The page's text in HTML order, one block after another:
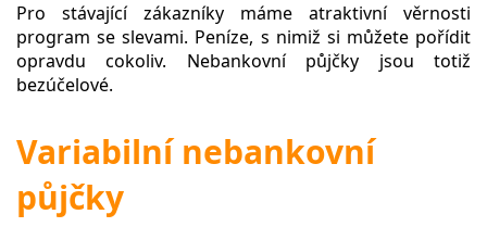
Pro stávající zákazníky máme atraktivní věrnosti
program se slevami. Peníze, s nimiž si můžete pořídit
opravdu cokoliv. Nebankovní půjčky jsou totiž
bezúčelové.
Variabilní nebankovní
půjčky